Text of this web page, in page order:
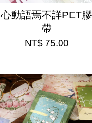
心動語焉不詳PET膠
帶
NT$ 75.00